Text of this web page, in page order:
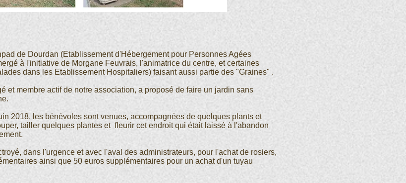
de Dourdan (Etablissement d'Hébergement pour Personnes Agées
à l'initiative de Morgane Feuvrais, l'animatrice du centre, et certaines
dans les Etablissement Hospitaliers) faisant aussi partie des "Graines" .
et membre actif de notre association, a proposé de faire un jardin sans
2018, les bénévoles sont venues, accompagnées de quelques plants et
tailler quelques plantes et fleurir cet endroit qui était laissé à l'abandon
dans l'urgence et avec l'aval des administrateurs, pour l'achat de rosiers,
ainsi que 50 euros supplémentaires pour un achat d'un tuyau